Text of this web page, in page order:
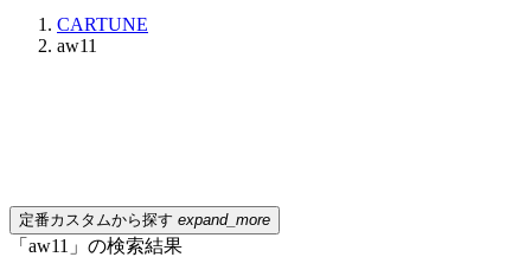
CARTUNE
aw11
定番カスタムから探す expand_more
「aw11」の検索結果